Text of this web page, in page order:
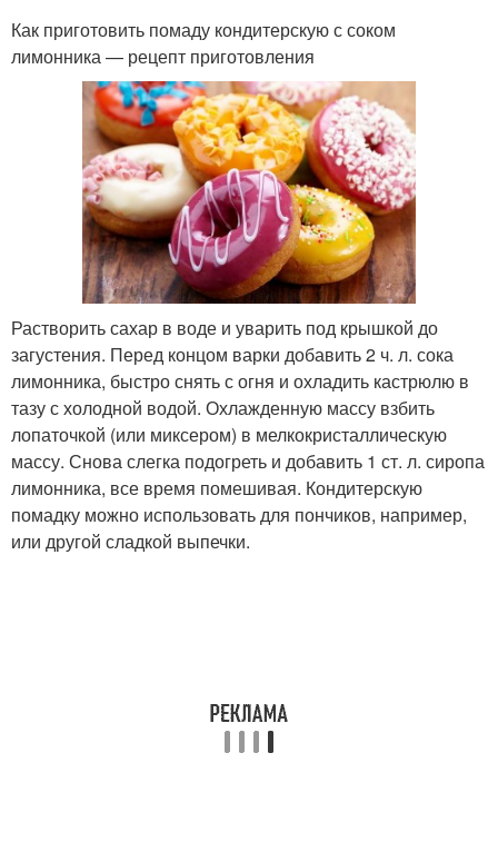
Как приготовить помаду кондитерскую с соком
лимонника — рецепт приготовления
Растворить сахар в воде и уварить под крышкой до
загустения. Перед концом варки добавить 2 ч. л. сока
лимонника, быстро снять с огня и охладить кастрюлю в
тазу с холодной водой. Охлажденную массу взбить
лопаточкой (или миксером) в мелкокристаллическую
массу. Снова слегка подогреть и добавить 1 ст. л. сиропа
лимонника, все время помешивая. Кондитерскую
помадку можно использовать для пончиков, например,
или другой сладкой выпечки.